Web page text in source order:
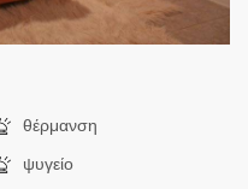
θέρμανση
ψυγείο